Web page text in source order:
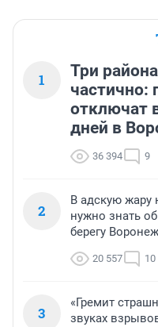
1
Три
частично:
отключат
дней в
36 394 9
2
В адскую жару
нужно знать
берегу
20 557 10
3
«Гремит
звуках